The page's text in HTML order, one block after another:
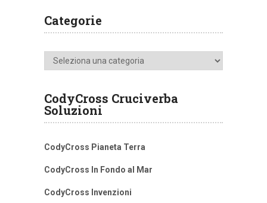
Categorie
Categorie
CodyCross Cruciverba
Soluzioni
CodyCross Pianeta Terra
CodyCross In Fondo al Mar
CodyCross Invenzioni